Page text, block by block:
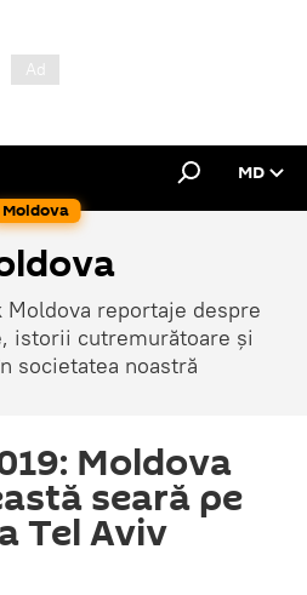
Moldova
MD
reportaje despre
istorii cutremurătoare și
societatea noastră
Moldova
seară pe
Tel Aviv